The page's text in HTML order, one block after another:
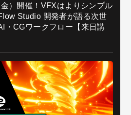
）開催！VFXはよりシンプル
Studio 開発者が語る次世
・CGワークフロー【来日講